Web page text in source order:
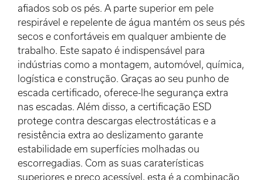
afiados sob os pés. A parte superior em pele
respirável e repelente de água mantém os seus pés
secos e confortáveis em qualquer ambiente de
trabalho. Este sapato é indispensável para
indústrias como a montagem, automóvel, química,
logística e construção. Graças ao seu punho de
escada certificado, oferece-lhe segurança extra
nas escadas. Além disso, a certificação ESD
protege contra descargas electrostáticas e a
resistência extra ao deslizamento garante
estabilidade em superfícies molhadas ou
escorregadias. Com as suas caraterísticas
superiores e preço acessível, esta é a combinação